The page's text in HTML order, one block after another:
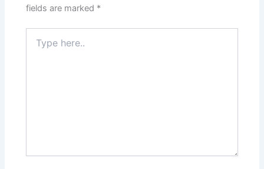
fields are marked *
here..